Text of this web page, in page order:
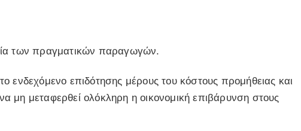
των πραγματικών παραγωγών.
ενδεχόμενο επιδότησης μέρους του κόστους προμήθειας και
μεταφερθεί ολόκληρη η οικονομική επιβάρυνση στους